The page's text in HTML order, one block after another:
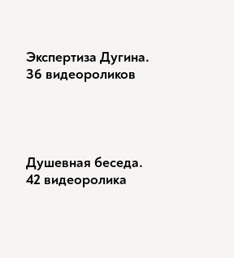
Экспертиза Дугина.
36 видеороликов
Душевная беседа.
42 видеоролика